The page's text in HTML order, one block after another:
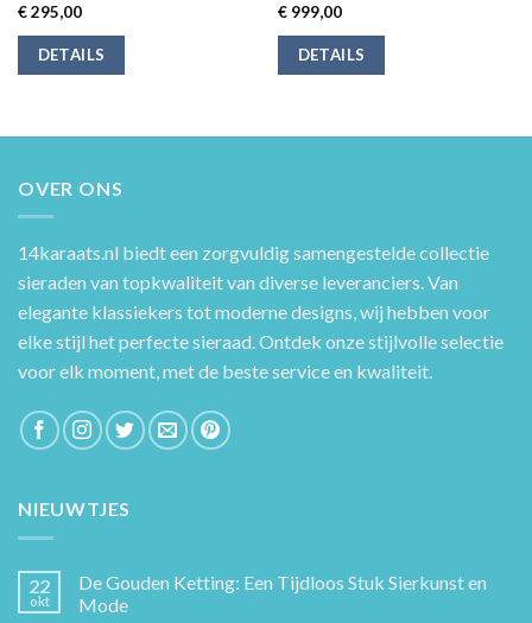
€295,00
DETAILS
€999,00
DETAILS
OVER ONS
14karaats.nl biedt een zorgvuldig samengestelde collectie
sieraden van topkwaliteit van diverse leveranciers. Van
elegante klassiekers tot moderne designs, wij hebben voor
elke stijl het perfecte sieraad. Ontdek onze stijlvolle selectie
voor elk moment, met de beste service en kwaliteit.
NIEUWTJES
22
okt
De Gouden Ketting: Een Tijdloos Stuk Sierkunst en
Mode